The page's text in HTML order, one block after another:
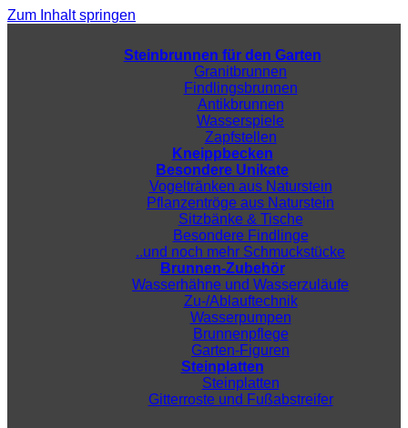
Zum Inhalt springen
Steinbrunnen für den Garten
Granitbrunnen
Findlingsbrunnen
Antikbrunnen
Wasserspiele
Zapfstellen
Kneippbecken
Besondere Unikate
Vogeltränken aus Naturstein
Pflanzentröge aus Naturstein
Sitzbänke & Tische
Besondere Findlinge
..und noch mehr Schmuckstücke
Brunnen-Zubehör
Wasserhähne und Wasserzuläufe
Zu-/Ablauftechnik
Wasserpumpen
Brunnenpflege
Garten-Figuren
Steinplatten
Steinplatten
Gitterroste und Fußabstreifer